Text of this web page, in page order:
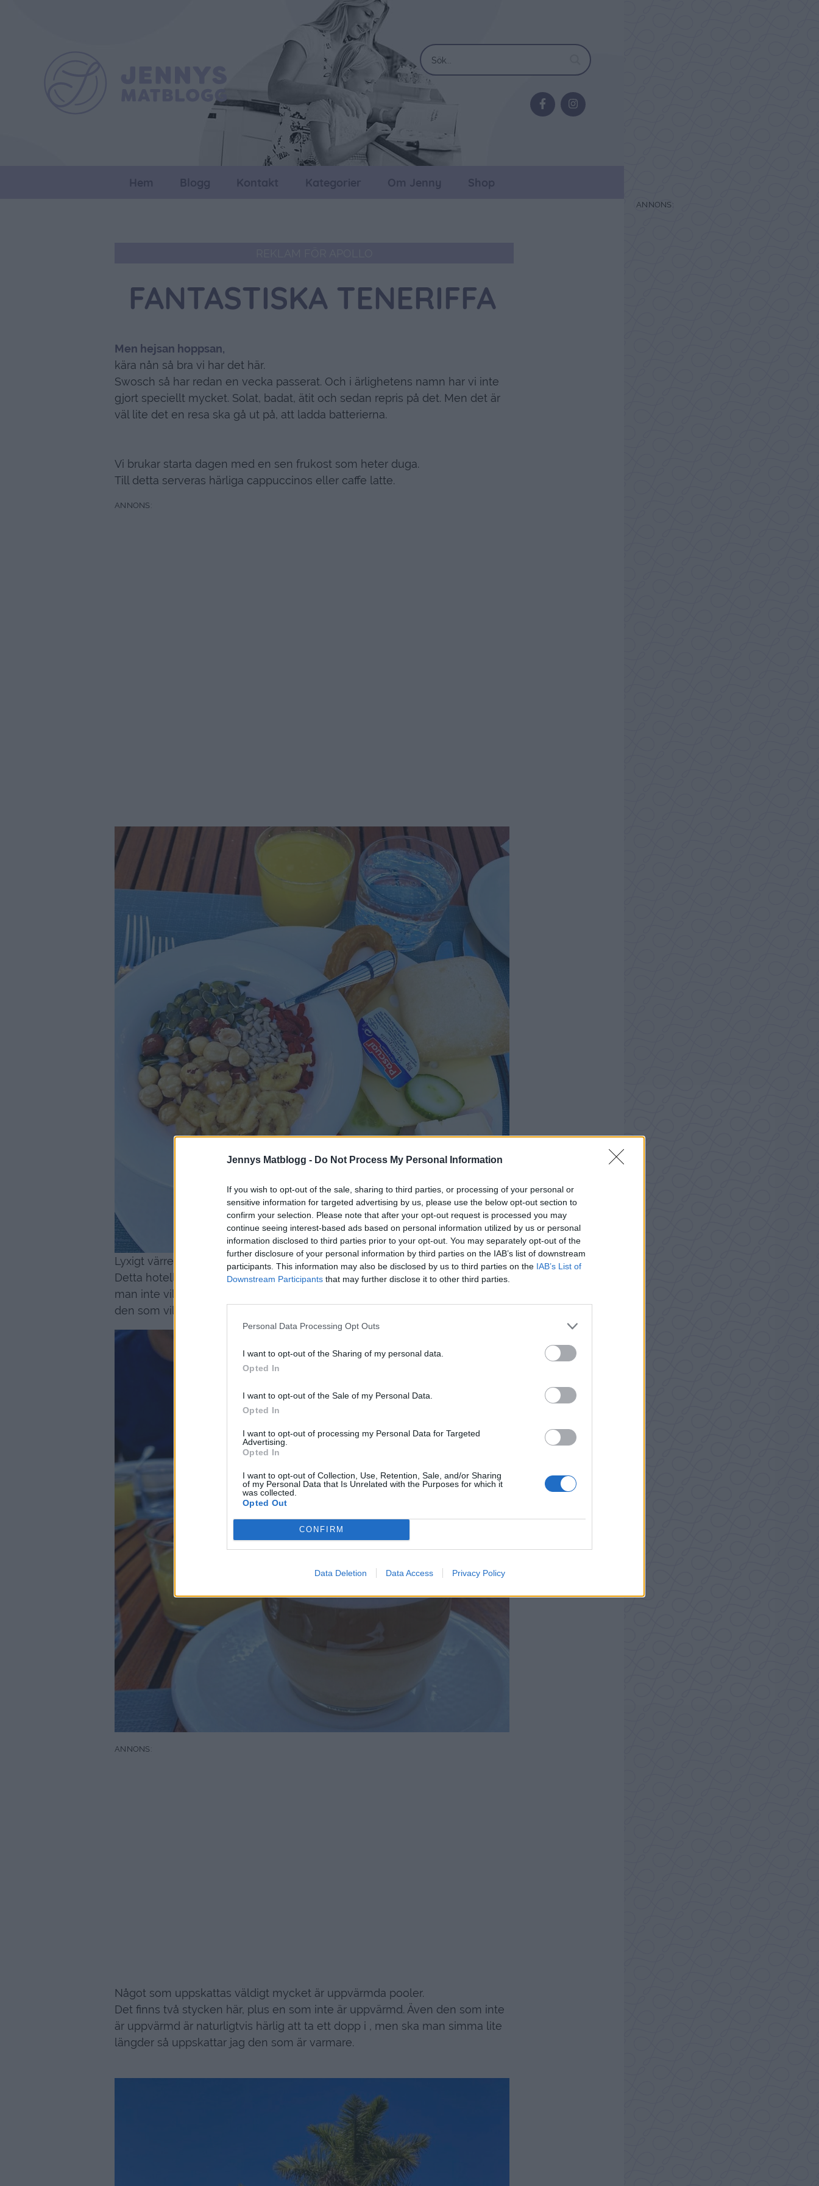
Jennys Matblogg - Do Not Process My Personal Information
If you wish to opt-out of the sale, sharing to third parties, or processing of your personal or
sensitive information for targeted advertising by us, please use the below opt-out section to
confirm your selection. Please note that after your opt-out request is processed you may
continue seeing interest-based ads based on personal information utilized by us or personal
information disclosed to third parties prior to your opt-out. You may separately opt-out of the
further disclosure of your personal information by third parties on the IAB’s list of downstream
participants. This information may also be disclosed by us to third parties on the IAB’s List of
Downstream Participants that may further disclose it to other third parties.
Personal Data Processing Opt Outs
I want to opt-out of the Sharing of my personal data.
Opted In
I want to opt-out of the Sale of my Personal Data.
Opted In
I want to opt-out of processing my Personal Data for Targeted
Advertising.
Opted In
I want to opt-out of Collection, Use, Retention, Sale, and/or Sharing
of my Personal Data that Is Unrelated with the Purposes for which it
was collected.
Opted Out
CONFIRM
Data Deletion Data Access Privacy Policy
Hem Blogg Kontakt Kategorier Om Jenny Shop
FANTASTISKA TENERIFFA
Men hejsan hoppsan,
kära nån så bra vi har det här.
Swosch så har redan en vecka passerat. Och i ärlighetens namn har vi inte
gjort speciellt mycket. Solat, badat, ätit och sedan repris på det. Men det är
väl lite det en resa ska gå ut på, att ladda batterierna.
Vi brukar starta dagen med en sen frukost som heter duga.
Till detta serveras härliga cappuccinos eller caffe latte.
Lyxigt värre.
Detta hotellet har verkligen allt, så man behöver inte lämna området om
man inte vill. Vilket vi inte har gjort i onödan. Även en spaavdelning finns för
den som vill skämma bort sig ytterligare. Kika in
Något som uppskattas väldigt mycket är uppvärmda pooler.
Det finns två stycken här, plus en som inte är uppvärmd. Även den som inte
är uppvärmd är naturligtvis härlig att ta ett dopp i , men ska man simma lite
längder så uppskattar jag den som är varmare.